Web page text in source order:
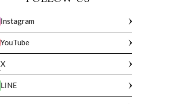
Instagram
YouTube
X
LINE